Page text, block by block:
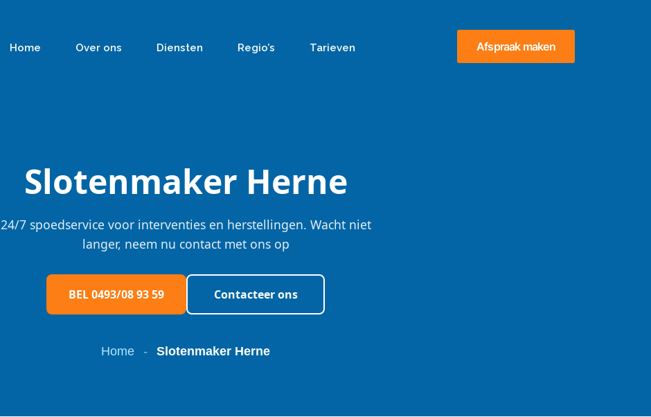
Home Over ons Diensten Regio’s Tarieven Afspraak maken
Slotenmaker Herne
24/7 spoedservice voor interventies en herstellingen. Wacht niet
langer, neem nu contact met ons op
BEL 0493/08 93 59 Contacteer ons
Home - Slotenmaker Herne